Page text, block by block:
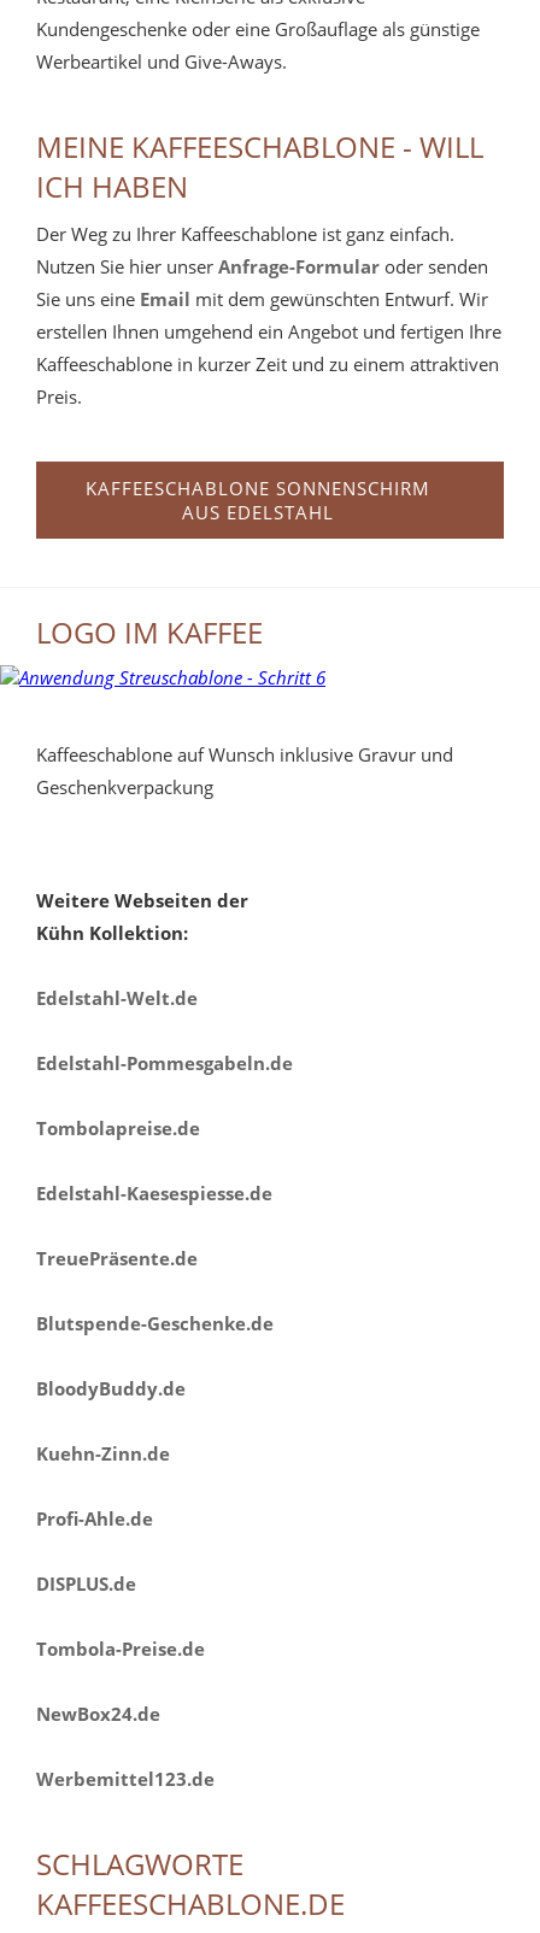
Kundengeschenke oder eine Großauflage als günstige
Werbeartikel und Give-Aways.
MEINE KAFFEESCHABLONE - WILL
ICH HABEN
Der Weg zu Ihrer Kaffeeschablone ist ganz einfach.
Nutzen Sie hier unser Anfrage-Formular oder senden
Sie uns eine Email mit dem gewünschten Entwurf. Wir
erstellen Ihnen umgehend ein Angebot und fertigen Ihre
Kaffeeschablone in kurzer Zeit und zu einem attraktiven
Preis.
KAFFEESCHABLONE SONNENSCHIRM
AUS EDELSTAHL
LOGO IM KAFFEE
Kaffeeschablone auf Wunsch inklusive Gravur und
Geschenkverpackung
Weitere Webseiten der
Kühn Kollektion:
Edelstahl-Welt.de
Edelstahl-Pommesgabeln.de
Tombolapreise.de
Edelstahl-Kaesespiesse.de
TreuePräsente.de
Blutspende-Geschenke.de
BloodyBuddy.de
Kuehn-Zinn.de
Profi-Ahle.de
DISPLUS.de
Tombola-Preise.de
NewBox24.de
Werbemittel123.de
SCHLAGWORTE
KAFFEESCHABLONE.DE